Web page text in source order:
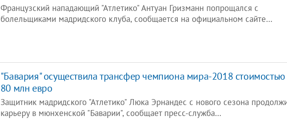
Французский нападающий "Атлетико" Антуан Гризманн попрощался с
болельщиками мадридского клуба, сообщается на официальном сайте…
"Бавария" осуществила трансфер чемпиона мира-2018 стоимостью
80 млн евро
Защитник мадридского "Атлетико" Люка Эрнандес с нового сезона
карьеру в мюнхенской "Баварии", сообщает пресс-служба…